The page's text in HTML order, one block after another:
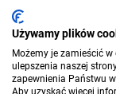
Używamy plików
Możemy je zamieścić
ulepszenia naszej
zapewnienia Państwu
Aby uzyskać więcej